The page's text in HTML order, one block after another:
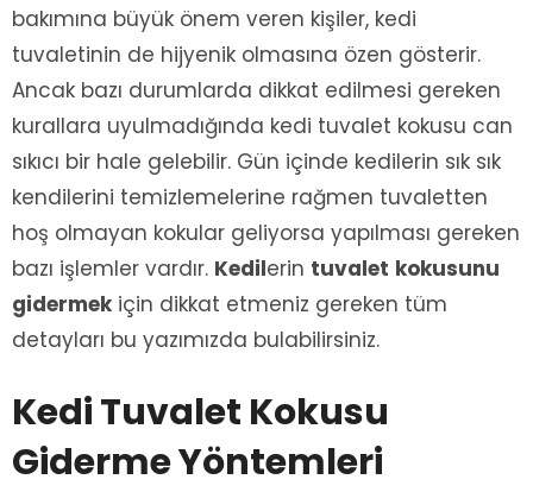
bakımına büyük önem veren kişiler, kedi
tuvaletinin de hijyenik olmasına özen gösterir.
Ancak bazı durumlarda dikkat edilmesi gereken
kurallara uyulmadığında kedi tuvalet kokusu can
sıkıcı bir hale gelebilir. Gün içinde kedilerin sık sık
kendilerini temizlemelerine rağmen tuvaletten
hoş olmayan kokular geliyorsa yapılması gereken
bazı işlemler vardır. Kedilerin tuvalet kokusunu
gidermek için dikkat etmeniz gereken tüm
detayları bu yazımızda bulabilirsiniz.
Kedi Tuvalet Kokusu
Giderme Yöntemleri